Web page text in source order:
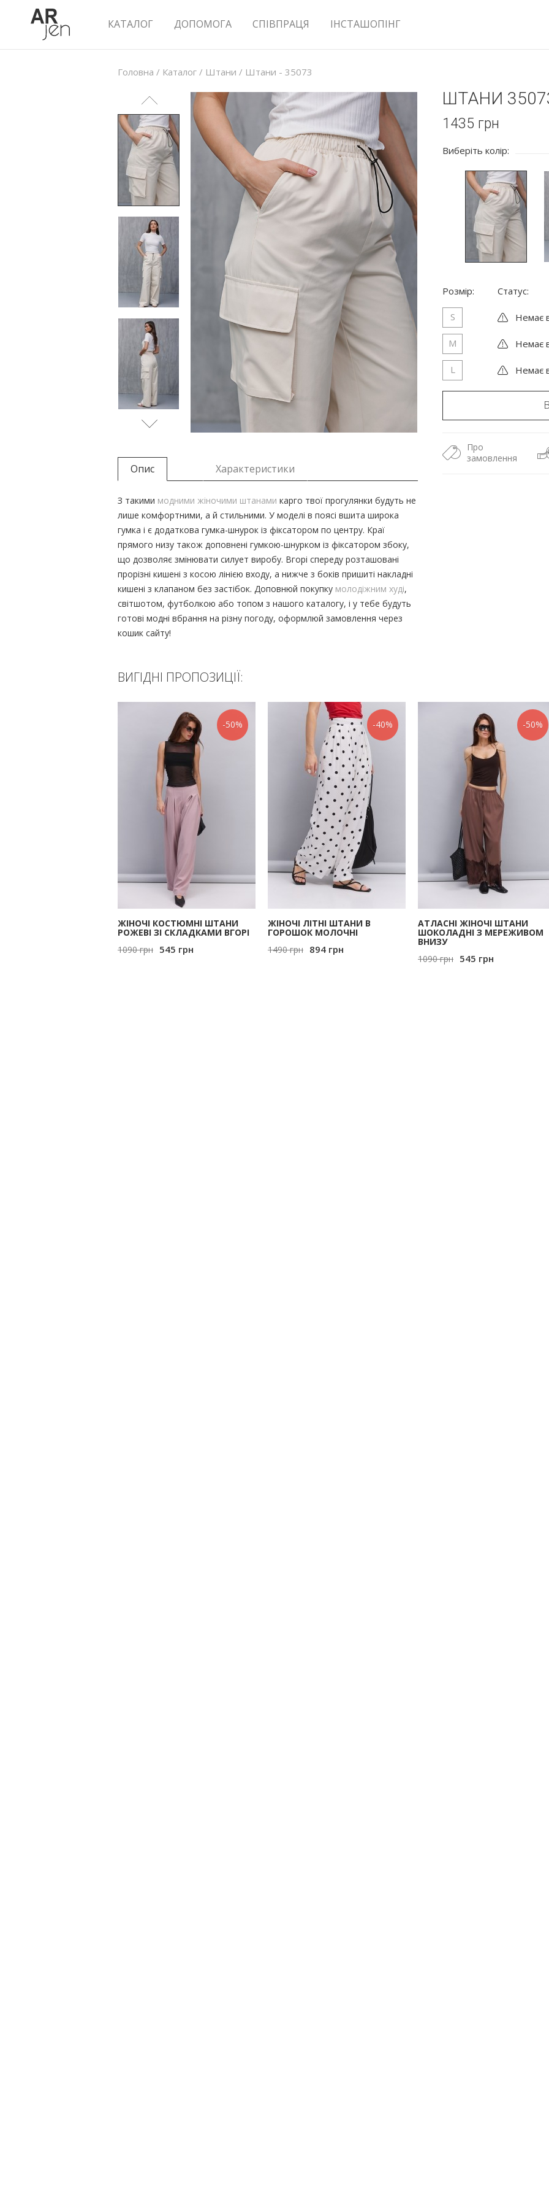
КАТАЛОГ ДОПОМОГА СПІВПРАЦЯ ІНСТАШОПІНГ
Головна / Каталог / Штани / Штани - 35073
ШТАНИ
1435 грн
Виберіть колір:
Розмір: Статус:
S Немає
M Немає
L Немає
Про
замовлення
Опис Характеристики
З такими модними жіночими штанами карго твої прогулянки будуть не
лише комфортними, а й стильними. У моделі в поясі вшита широка
гумка і є додаткова гумка-шнурок із фіксатором по центру. Краї
прямого низу також доповнені гумкою-шнурком із фіксатором збоку,
що дозволяє змінювати силует виробу. Вгорі спереду розташовані
прорізні кишені з косою лінією входу, а нижче з боків пришиті накладні
кишені з клапаном без застібок. Доповнюй покупку молодіжним худі,
світшотом, футболкою або топом з нашого каталогу, і у тебе будуть
готові модні вбрання на різну погоду, оформлюй замовлення через
кошик сайту!
ВИГІДНІ ПРОПОЗИЦІЇ:
-50%
ЖІНОЧІ КОСТЮМНІ ШТАНИ
РОЖЕВІ ЗІ СКЛАДКАМИ ВГОРІ
1090 грн 545 грн
-40%
ЖІНОЧІ ЛІТНІ ШТАНИ В
ГОРОШОК МОЛОЧНІ
1490 грн 894 грн
-50%
АТЛАСНІ ЖІНОЧІ ШТАНИ
ШОКОЛАДНІ З МЕРЕЖИВОМ
ВНИЗУ
1090 грн 545 грн